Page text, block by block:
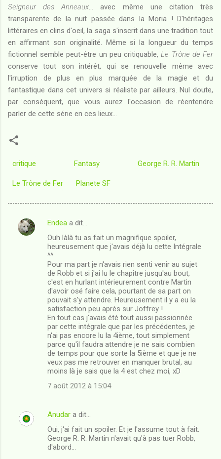
Seigneur des Anneaux... avec même une citation très
transparente de la nuit passée dans la Moria ! D'héritages
littéraires en clins d'oeil, la saga s'inscrit dans une tradition tout
en affirmant son originalité. Même si la longueur du temps
fictionnel semble peut-être un peu critiquable,Le Trône de Fer
conserve tout son intérêt, qui se renouvelle même avec
l'irruption de plus en plus marquée de la magie et du
fantastique dans cet univers si réaliste par ailleurs. Nul doute,
par conséquent, que vous aurez l'occasion de réentendre
parler de cette série en ces lieux...
critique Fantasy George R. R. Martin
Le Trône de Fer Planete SF
C
Endea a dit…
Ouh làlà tu as fait un magnifique spoiler,
heureusement que j'avais déjà lu cette Intégrale
^^
Pour ma part je n'avais rien senti venir au sujet
de Robb et si j'ai lu le chapitre jusqu'au bout,
c'est en hurlant intérieurement contre Martin
d'avoir osé faire cela, pourtant de sa part on
pouvait s'y attendre. Heureusement il y a eu la
satisfaction peu après sur Joffrey !
En tout cas j'avais été tout aussi passionnée
par cette intégrale que par les précédentes, je
n'ai pas encore lu la 4ième, tout simplement
parce qu'il faudra attendre je ne sais combien
de temps pour que sorte la 5ième et que je ne
veux pas me retrouver en manquer brutal, au
moins là je sais que la 4 est chez moi, xD
7 août 2012 à 15:04
Anudar a dit…
Oui, j'ai fait un spoiler. Et je l'assume tout à fait.
George R. R. Martin n'avait qu'à pas tuer Robb,
d'abord...